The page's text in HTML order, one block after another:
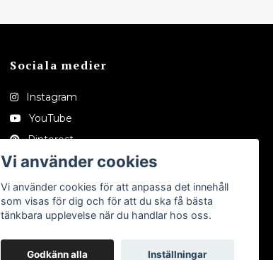
Sociala medier
Instagram
YouTube
Pinterest
Tiktok
Vi använder cookies
Vi använder cookies för att anpassa det innehåll
som visas för dig och för att du ska få bästa
tänkbara upplevelse när du handlar hos oss.
Godkänn alla Inställningar